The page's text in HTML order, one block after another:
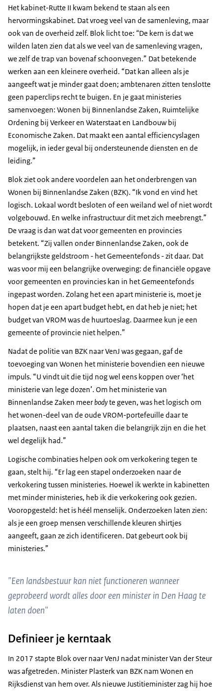
Het kabinet-Rutte II kwam bekend te staan als een
hervormingskabinet. Dat vroeg veel van de samenleving, maar
ook van de overheid zelf. Blok licht toe: “De kern is dat we
wilden laten zien dat als we veel van de samenleving vragen,
we zelf de trap van bovenaf schoonvegen.” Dat betekende
werken aan een kleinere overheid. “Dat kan alleen als je
aangeeft wat je minder gaat doen; ambtenaren zitten tenslotte
geen paperclips recht te buigen. En je gaat ministeries
samenvoegen: Wonen bij Binnenlandse Zaken, Ruimtelijke
Ordening bij Verkeer en Waterstaat en Landbouw bij
Economische Zaken. Dat maakt een aantal efficiencyslagen
mogelijk, in ieder geval bij ondersteunende diensten en de
leiding.”
Blok ziet ook andere voordelen aan het onderbrengen van
Wonen bij Binnenlandse Zaken (BZK). “Ik vond en vind het
logisch. Lokaal wordt besloten of een weiland wel of niet wordt
volgebouwd. En welke infrastructuur dit met zich meebrengt.”
De vraag is dan wat dat voor gemeenten en provincies
betekent. “Zij vallen onder Binnenlandse Zaken, ook de
belangrijkste geldstroom - het Gemeentefonds - zit daar. Dat
was voor mij een belangrijke overweging: de financiële opgave
voor gemeenten en provincies kan in het Gemeentefonds
ingepast worden. Zolang het een apart ministerie is, moet je
hopen dat je een apart budget hebt, en dat heb je niet; het
budget van VROM was de huurtoeslag. Daarmee kun je een
gemeente of provincie niet helpen.”
Nadat de politie van BZK naar VenJ was gegaan, gaf de
toevoeging van Wonen het ministerie bovendien een nieuwe
impuls. “U vindt uit die tijd nog wel eens koppen over ‘het
ministerie van lege dozen’. Om het ministerie van
Binnenlandse Zaken meerbodyte geven, was het logisch om
het wonen-deel van de oude VROM-portefeuille daar te
plaatsen, naast een aantal taken die belangrijk zijn en die het
wel degelijk had.”
Logische combinaties helpen ook om verkokering tegen te
gaan, stelt hij. “Er lag een stapel onderzoeken naar de
verkokering tussen ministeries. Hoewel ik werkte in kabinetten
met minder ministeries, heb ik die verkokering ook gezien.
Vooropgesteld: het is héél menselijk. Onderzoeken laten zien:
als je een groep mensen verschillende kleuren shirtjes
aangeeft, gaan ze zich identificeren. Dat gebeurt ook bij
ministeries.”
"Een landsbestuur kan niet functioneren wanneer
geprobeerd wordt alles door een minister in Den Haag te
laten doen"
Definieer je kerntaak
In 2017 stapte Blok over naar VenJ nadat minister Van der Steur
was afgetreden. Minister Plasterk van BZK nam Wonen en
Rijksdienst van hem over. Als nieuwe Justitieminister zag hij hoe